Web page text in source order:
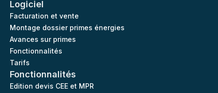
Logiciel
Facturation et vente
Montage dossier primes énergies
Avances sur primes
Fonctionnalités
Tarifs
Fonctionnalités
Edition devis CEE et MPR